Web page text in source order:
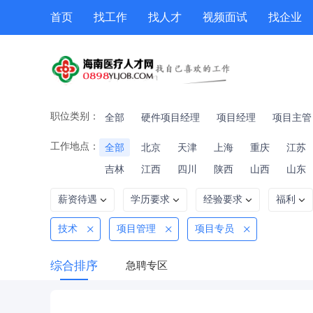
首页 找工作 找人才 视频面试 找企业
职位类别： 全部 硬件项目经理 项目经理 项目主管
工作地点： 全部 北京 天津 上海 重庆 江苏
吉林
江西 四川 陕西 山西 山东
薪资待遇 学历要求 经验要求 福利
技术 项目管理 项目专员
综合排序 急聘专区